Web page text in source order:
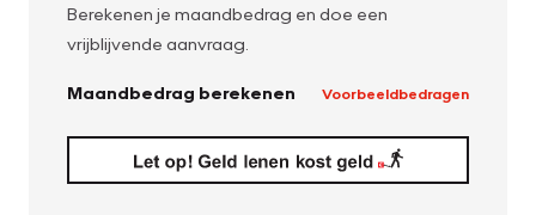
Berekenen je maandbedrag en doe een
vrijblijvende aanvraag.
Maandbedrag berekenen Voorbeeldbedragen